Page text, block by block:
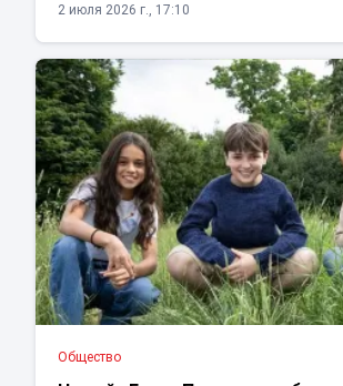
2 июля 2026 г., 17:10
Общество